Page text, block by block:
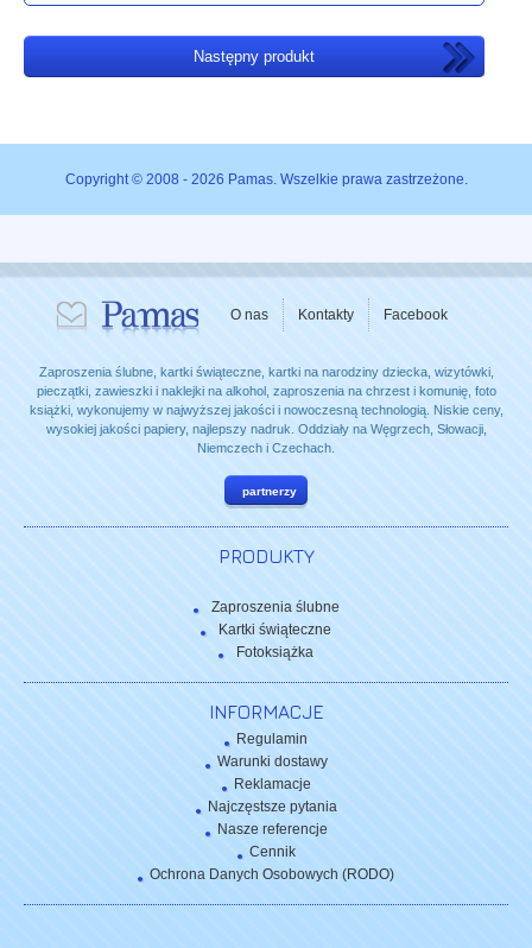
Następny produkt
Copyright © 2008 - 2026 Pamas. Wszelkie prawa zastrzeżone.
O nas Kontakty Facebook
Zaproszenia ślubne, kartki świąteczne, kartki na narodziny dziecka, wizytówki,
pieczątki, zawieszki i naklejki na alkohol, zaproszenia na chrzest i komunię, foto
książki, wykonujemy w najwyższej jakości i nowoczesną technologią. Niskie ceny,
wysokiej jakości papiery, najlepszy nadruk. Oddziały na Węgrzech, Słowacji,
Niemczech i Czechach.
partnerzy
PRODUKTY
Zaproszenia ślubne
Kartki świąteczne
Fotoksiążka
INFORMACJE
Regulamin
Warunki dostawy
Reklamacje
Najczęstsze pytania
Nasze referencje
Cennik
Ochrona Danych Osobowych (RODO)